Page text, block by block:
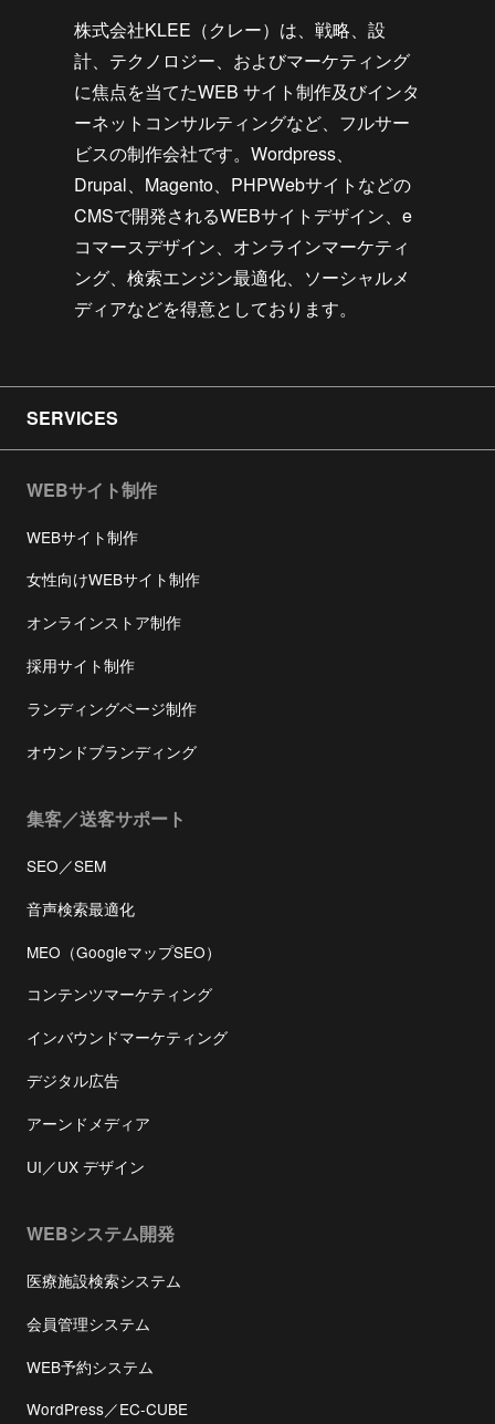
株式会社KLEE（クレー）は、戦略、設
計、テクノロジー、およびマーケティング
に焦点を当てたWEB サイト制作及びインタ
ーネットコンサルティングなど、フルサー
ビスの制作会社です。Wordpress、
Drupal、Magento、PHPWebサイトなどの
CMSで開発されるWEBサイトデザイン、e
コマースデザイン、オンラインマーケティ
ング、検索エンジン最適化、ソーシャルメ
ディアなどを得意としております。
SERVICES
WEBサイト制作
WEBサイト制作
女性向けWEBサイト制作
オンラインストア制作
採用サイト制作
ランディングページ制作
オウンドブランディング
集客／送客サポート
SEO／SEM
音声検索最適化
MEO（GoogleマップSEO）
コンテンツマーケティング
インバウンドマーケティング
デジタル広告
アーンドメディア
UI／UX デザイン
WEBシステム開発
医療施設検索システム
会員管理システム
WEB予約システム
WordPress／EC-CUBE